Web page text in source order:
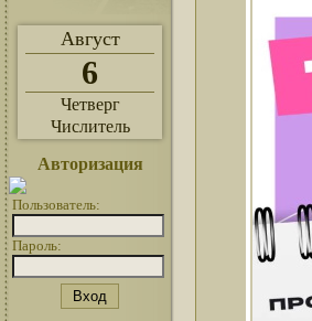
Август
6
Четверг
Числитель
Авторизация
Пользователь:
Пароль: